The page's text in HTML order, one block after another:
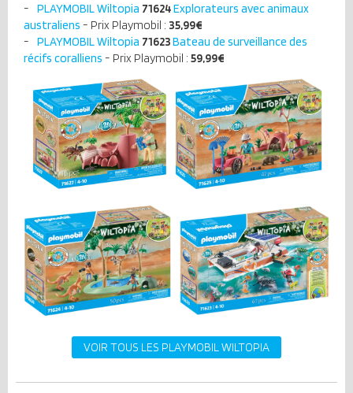
PLAYMOBIL Wiltopia 71624Explorateurs avec animaux
australiens - Prix Playmobil : 35,99€
PLAYMOBIL Wiltopia 71623Bateau de surveillance des
récifs coralliens - Prix Playmobil : 59,99€
VOIR TOUS LES PLAYMOBIL WILTOPIA